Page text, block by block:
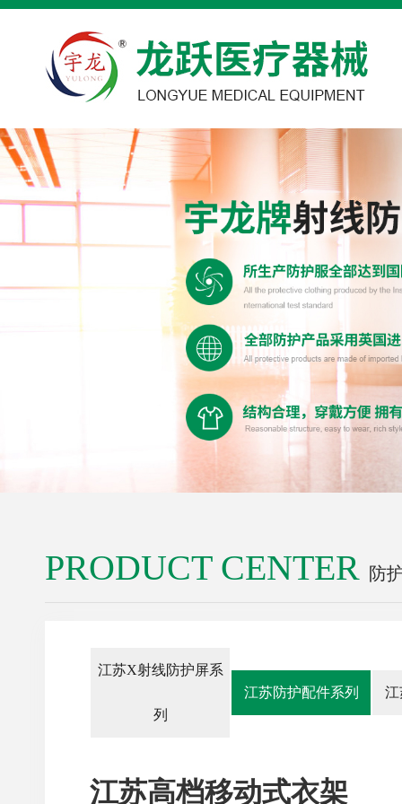
PRODUCT CENTER 防
江苏X射线防护屏系
列
江苏防护配件系列 江
江苏高档移动式衣架